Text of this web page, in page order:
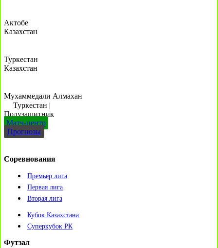
Актобе
Казахстан
Туркестан
Казахстан
Мухаммедали Алмахан
Туркестан |
Полузащитник
Матч-центр
Прогнозы
Соревнования
Премьер лига
Первая лига
Вторая лига
Кубок Казахстана
Суперкубок РК
Футзал